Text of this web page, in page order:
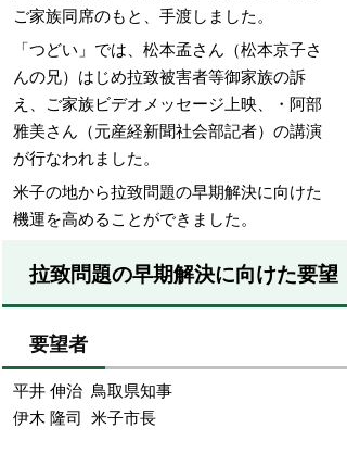
ご家族同席のもと、手渡しました。
「つどい」では、松本孟さん（松本京子さ
んの兄）はじめ拉致被害者等御家族の訴
え、ご家族ビデオメッセージ上映、・阿部
雅美さん（元産経新聞社会部記者）の講演
が行なわれました。
米子の地から拉致問題の早期解決に向けた
機運を高めることができました。
拉致問題の早期解決に向けた要望
要望者
平井 伸治 鳥取県知事
伊木 隆司 米子市長